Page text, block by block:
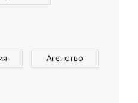
Агенство